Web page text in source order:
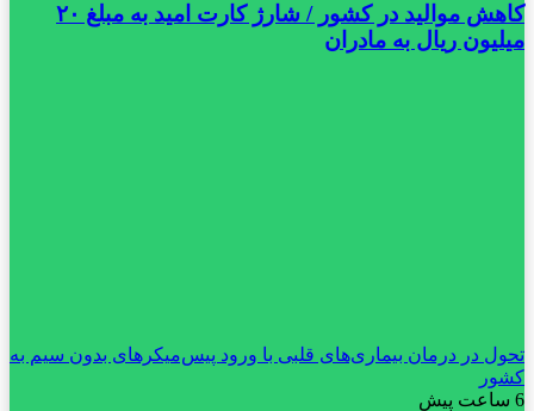
کاهش موالید در کشور / شارژ کارت امید به مبلغ ۲۰
میلیون ریال به مادران
تحول در درمان بیماری‌های قلبی با ورود پیس‌میکرهای بدون سیم به
کشور
6 ساعت پیش